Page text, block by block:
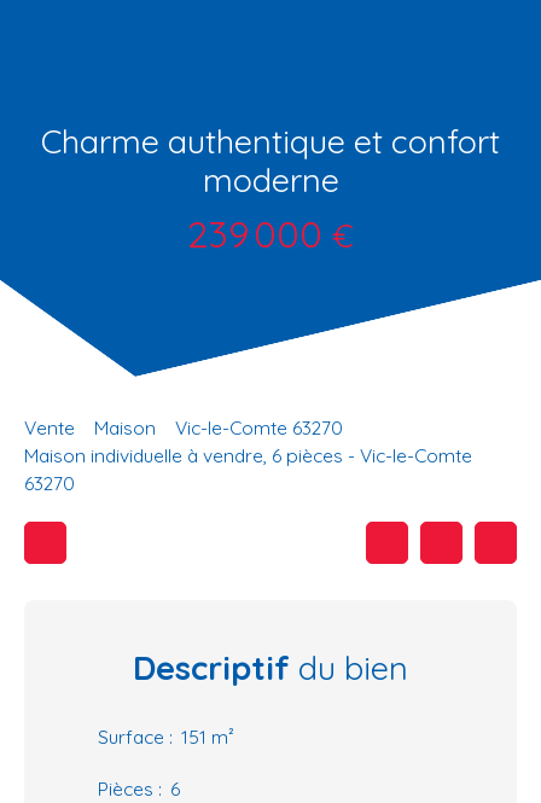
Charme authentique et confort
moderne
239 000 €
Vente Maison
Vic-le-Comte 63270
Maison individuelle à vendre, 6 pièces - Vic-le-Comte
63270
Descriptif du bien
Surface : 151 m²
Pièces : 6